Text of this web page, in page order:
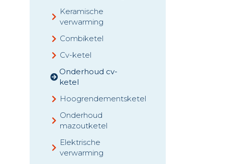
Keramische
verwarming
Combiketel
Cv-ketel
Onderhoud cv-
ketel
Hoogrendementsketel
Onderhoud
mazoutketel
Elektrische
verwarming